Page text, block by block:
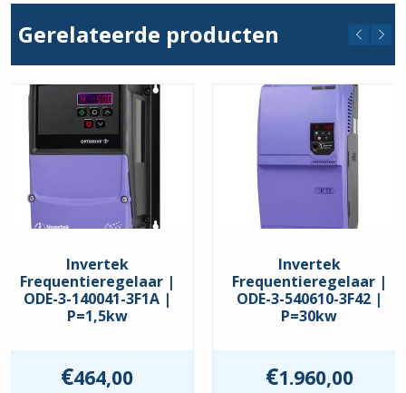
Comm. Interface
CANopen,Modbus RTU
Keurmerken
EAC
Beschermingsgraad
Gerelateerde producten
Invertek
Frequentieregelaar |
ODE-3-140041-3F1A |
P=1,5kw
€464,00
Invertek
Frequentieregelaar |
ODE-3-540610-3F42 |
P=30kw
€1.960,00